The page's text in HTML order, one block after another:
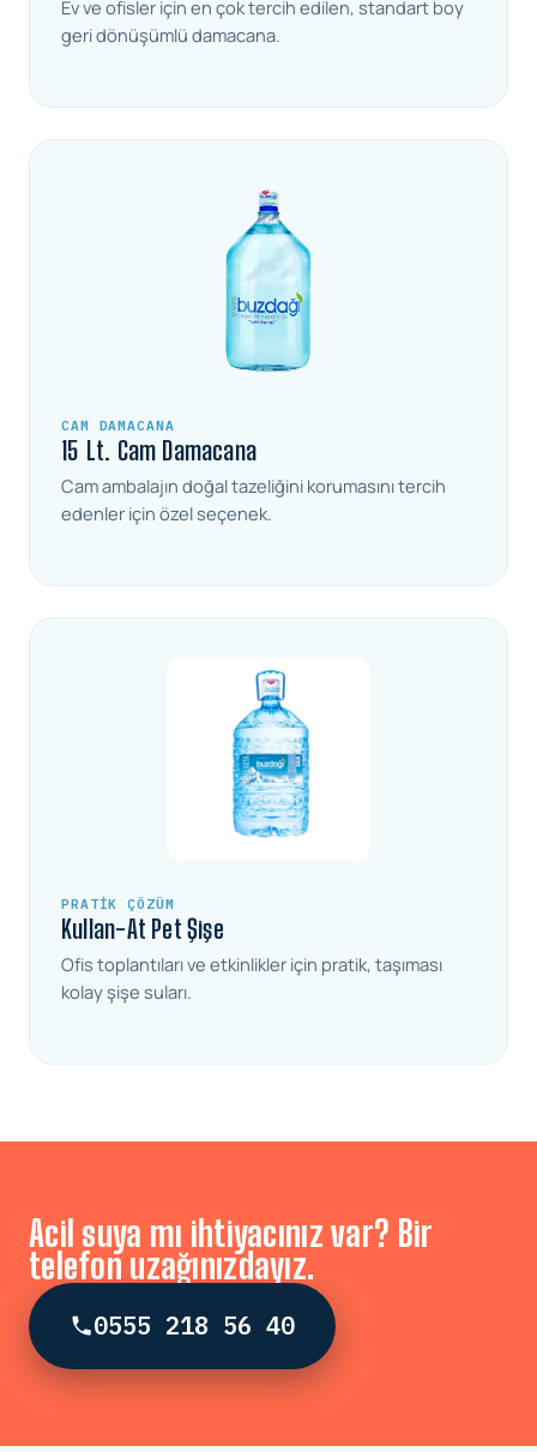
Ev ve ofisler için en çok tercih edilen, standart boy
geri dönüşümlü damacana.
CAM DAMACANA
15 Lt. Cam Damacana
Cam ambalajın doğal tazeliğini korumasını tercih
edenler için özel seçenek.
PRATIK ÇÖZÜM
Kullan-At Pet Şişe
Ofis toplantıları ve etkinlikler için pratik, taşıması
kolay şişe suları.
Acil suya mı ihtiyacınız var? Bir
telefon uzağınızdayız.
0555 218 56 40